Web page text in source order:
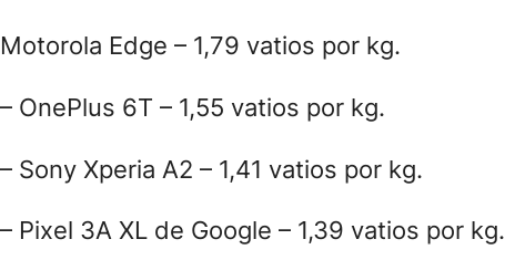
Motorola Edge – 1,79 vatios por kg.
– OnePlus 6T – 1,55 vatios por kg.
– Sony Xperia A2 – 1,41 vatios por kg.
– Pixel 3A XL de Google – 1,39 vatios por kg.